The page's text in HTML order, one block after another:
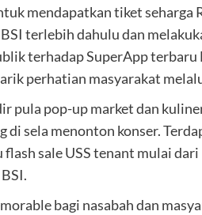
mendapatkan tiket seharga
terlebih dahulu dan
terhadap SuperApp terbaru
perhatian masyarakat
pula pop-up market dan
sela menonton konser.
sale USS tenant mulai
bagi nasabah dan